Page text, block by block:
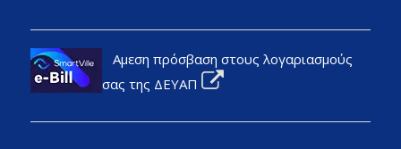
Αμεση πρόσβαση στους λογαριασμούς
σας της ΔΕΥΑΠ